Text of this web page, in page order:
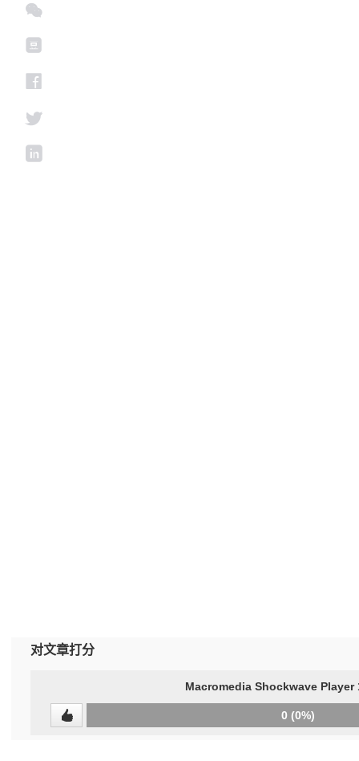
对文章打分
Macromedia Shockwave Player
0 (0%)